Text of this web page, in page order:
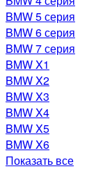
BMW 5 серия
BMW 6 серия
BMW 7 серия
BMW X1
BMW X2
BMW X3
BMW X4
BMW X5
BMW X6
Показать все